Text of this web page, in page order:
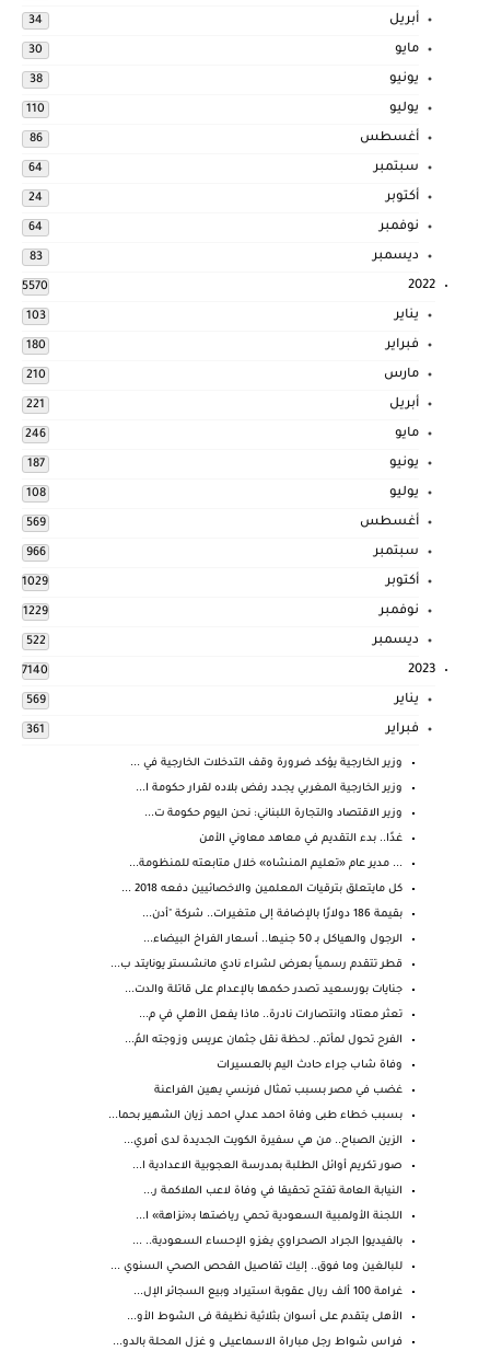
أبريل 34
مايو 30
يونيو 38
يوليو 110
أغسطس 86
سبتمبر 64
أكتوبر 24
نوفمبر 64
ديسمبر 83
2022
5570
يناير 103
فبراير 180
مارس 210
أبريل 221
مايو 246
يونيو 187
يوليو 108
أغسطس 569
سبتمبر 966
أكتوبر 1029
نوفمبر 1229
ديسمبر 522
2023
7140
يناير 569
فبراير 361
وزير الخارجية يؤكد ضرورة وقف التدخلات الخارجية في ...
وزير الخارجية المغربي يجدد رفض بلاده لقرار حكومة ا...
وزير الاقتصاد والتجارة اللبناني: نحن اليوم حكومة ت...
غدًا.. بدء التقديم في معاهد معاوني الأمن
... مدير عام «تعليم المنشاه» خلال متابعته للمنظومة...
كل مايتعلق بترقيات المعلمين والاخصائيين دفعه 2018 ...
بقيمة 186 دولارًا بالإضافة إلى متغيرات.. شركة "أدن...
الرجول والهياكل بـ 50 جنيها.. أسعار الفراخ البيضاء...
قطر تتقدم رسمياً بعرض لشراء نادي مانشستر يونايتد ب...
جنايات بورسعيد تصدر حكمها بالإعدام على قاتلة والدت...
تعثر معتاد وانتصارات نادرة.. ماذا يفعل الأهلي في م...
الفرح تحول لمأتم.. لحظة نقل جثمان عريس وزوجته المُ...
وفاة شاب جراء حادث اليم بالعسيرات
غضب في مصر بسبب تمثال فرنسي يهين الفراعنة
بسبب خطاء طبى وفاة احمد عدلي احمد زيان الشهير بحما...
الزين الصباح.. من هي سفيرة الكويت الجديدة لدى أمري...
صور تكريم أوائل الطلبة بمدرسة العجوبية الاعدادية ا...
النيابة العامة تفتح تحقيقا في وفاة لاعب الملاكمة ر...
اللجنة الأولمبية السعودية تحمي رياضتها بـ«نزاهة» ا...
بالفيديو| الجراد الصحراوي يغزو الإحساء السعودية.. ...
للبالغين وما فوق.. إليك تفاصيل الفحص الصحي السنوي ...
غرامة 100 ألف ريال عقوبة استيراد وبيع السجائر الإل...
الأهلى يتقدم على أسوان بثلاثية نظيفة فى الشوط الأو...
فراس شواط رجل مباراة الاسماعيلى و غزل المحلة بالدو...